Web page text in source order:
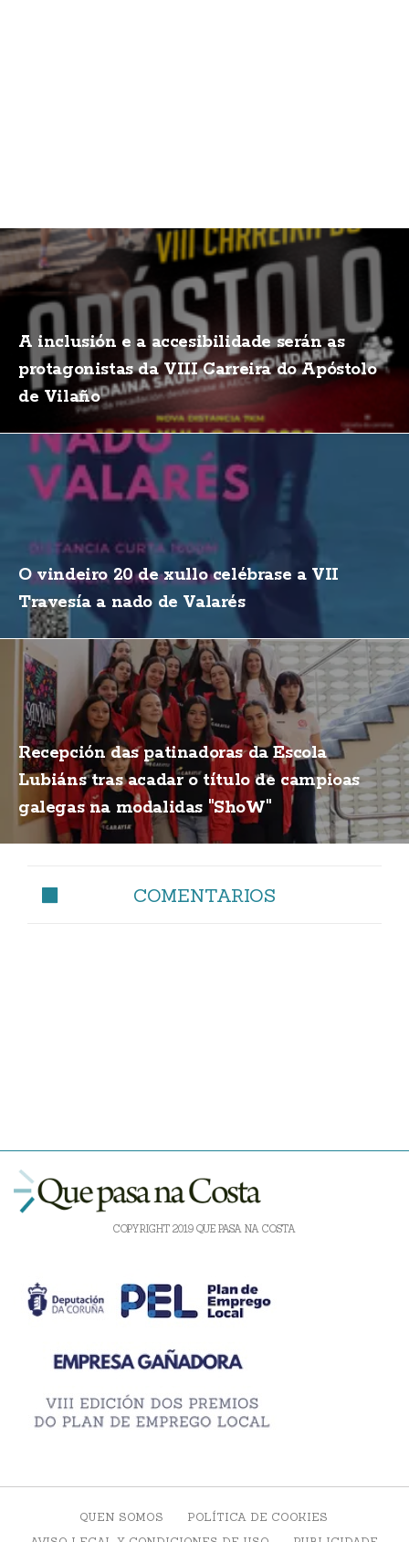
A inclusión e a accesibilidade serán as
protagonistas da VIII Carreira do Apóstolo
de Vilaño
O vindeiro 20 de xullo celébrase a VII
Travesía a nado de Valarés
Recepción das patinadoras da Escola
Lubiáns tras acadar o título de campioas
galegas na modalidas "ShoW"
COMENTARIOS
COPYRIGHT 2019 QUE PASA NA COSTA
QUEN SOMOS
POLÍTICA DE COOKIES